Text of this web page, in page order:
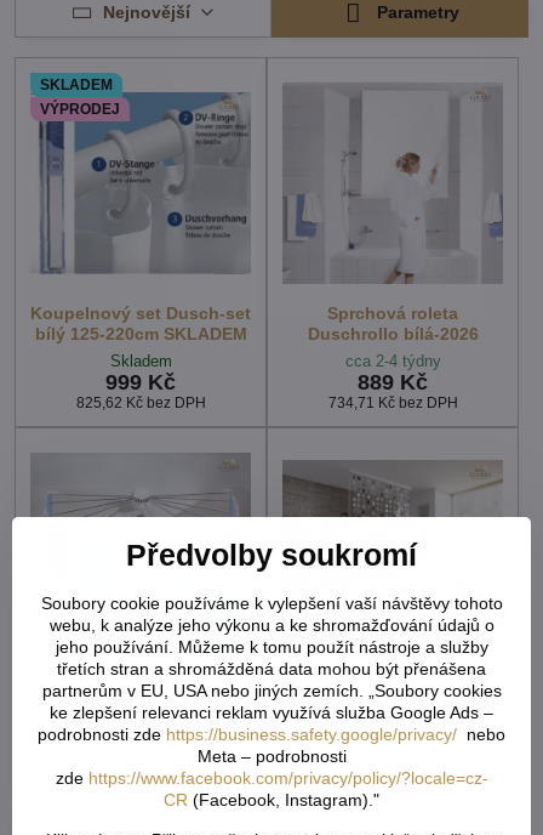
Nejnovější Parametry
SKLADEM
VÝPRODEJ
Koupelnový set Dusch-set
bílý 125-220cm SKLADEM
Skladem
999 Kč
825,62 Kč bez DPH
Sprchová roleta
Duschrollo bílá-2026
cca 2-4 týdny
889 Kč
734,71 Kč bez DPH
Sprchový držák Spider
big-2026
cca 2-4 týdny
1197,52 Kčbez DPH
Sprchová roleta set ( více
barev ) 2026
cca 2-4 týdny
1916,53 Kčbez DPH
Předvolby soukromí
Soubory cookie používáme k vylepšení vaší návštěvy tohoto
webu, k analýze jeho výkonu a ke shromažďování údajů o
jeho používání. Můžeme k tomu použít nástroje a služby
třetích stran a shromážděná data mohou být přenášena
partnerům v EU, USA nebo jiných zemích. „Soubory cookies
ke zlepšení relevanci reklam využívá služba Google Ads –
podrobnosti zde https://business.safety.google/privacy/ nebo
Meta – podrobnosti
zde https://www.facebook.com/privacy/policy/?locale=cz-
CR (Facebook, Instagram)."